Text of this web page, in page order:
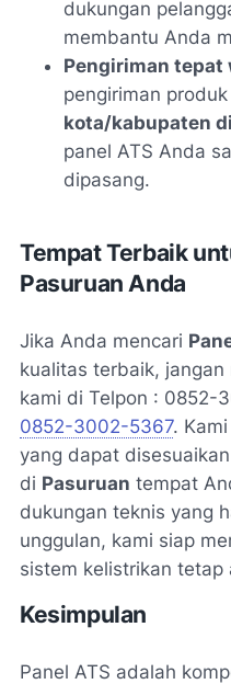
dukungan
membantu Anda
Pengiriman tepat
pengiriman
kota/kabupaten
panel ATS Anda
dipasang.
Tempat Terbaik
Pasuruan Anda
Jika Anda mencari
kualitas terbaik,
kami di Telpon : 0852-
0852-3002-5367.
yang dapat
di Pasuruan tempat
dukungan teknis yang
unggulan, kami siap
sistem kelistrikan tetap
Kesimpulan
Panel ATS adalah